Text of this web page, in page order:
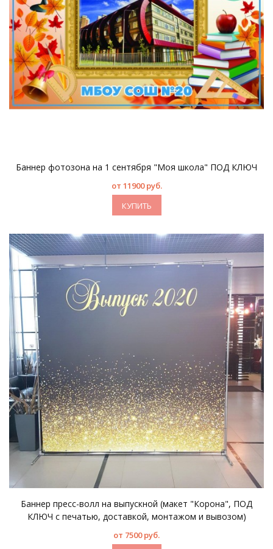
Баннер фотозона на 1 сентября "Моя школа" ПОД КЛЮЧ
от 11900 руб.
КУПИТЬ
Баннер пресс-волл на выпускной (макет "Корона", ПОД
КЛЮЧ с печатью, доставкой, монтажом и вывозом)
от 7500 руб.